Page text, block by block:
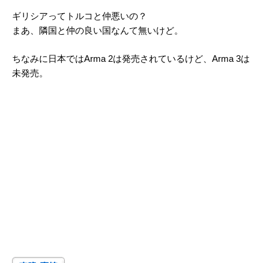
ギリシアってトルコと仲悪いの？
まあ、隣国と仲の良い国なんて無いけど。
ちなみに日本ではArma 2は発売されているけど、Arma 3は
未発売。